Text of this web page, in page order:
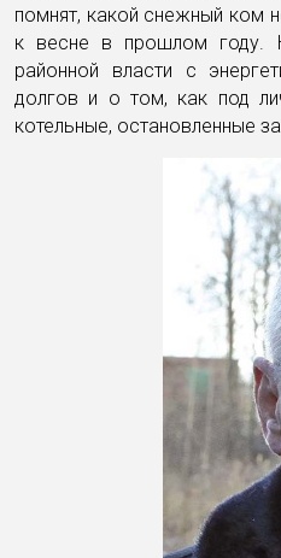
помнят, какой снежный ком
к весне в прошлом году.
районной власти с
долгов и о том, как под
котельные, остановленные